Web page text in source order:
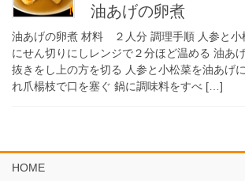
油あげの卵煮
油あげの卵煮 材料 ２人分 調理手順 人参と小
にせん切りにしレンジで２分ほど温める 油あ
抜きをし上の方を切る 人参と小松菜を油あげ
れ爪楊枝で口を塞ぐ 鍋に調味料をすべ […]
HOME